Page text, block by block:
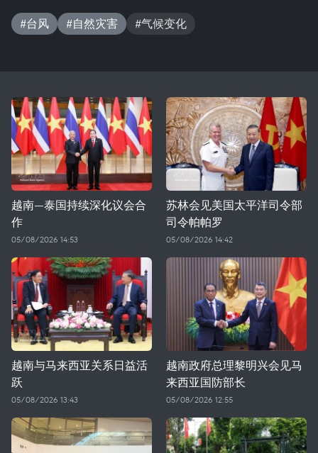
#台风 #自然灾害 #气候变化
越南—泰国持续深化议会合
作
05/08/2026 14:53
苏林会见美国太平洋司令部
司令帕帕罗
05/08/2026 14:42
越南与马来西亚关系日益活
跃
05/08/2026 13:43
越南政府总理黎明兴会见马
来西亚国防部长
05/08/2026 12:55